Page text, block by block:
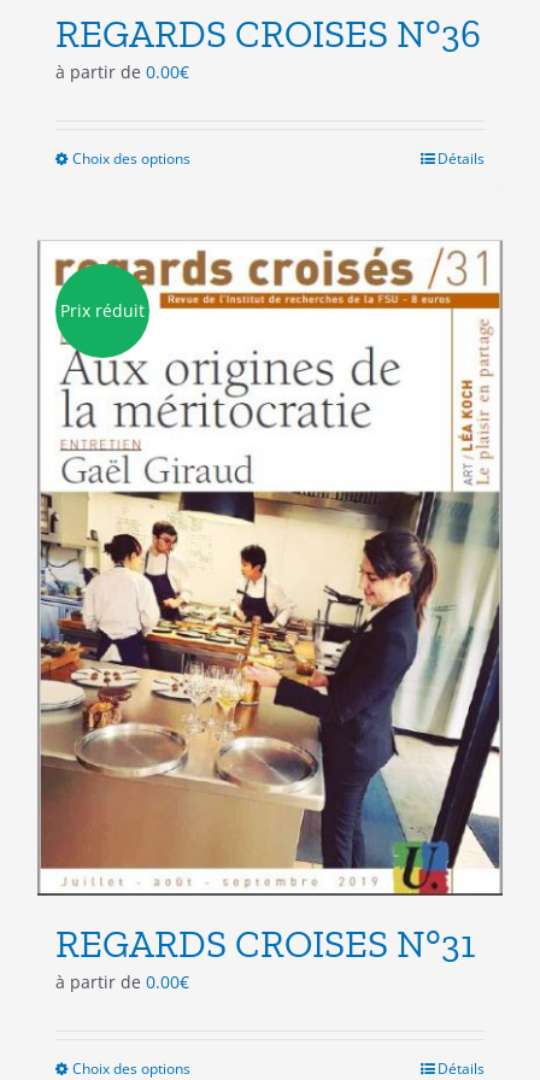
REGARDS CROISES N°36
à partir de 0.00€
Choix des optionsCe
plusieurs
variations.
Les
peuvent
être
choisies
sur
page
produit
Détails
Prix réduit
REGARDS CROISES N°31
à partir de 0.00€
Choix des optionsCe
Détails